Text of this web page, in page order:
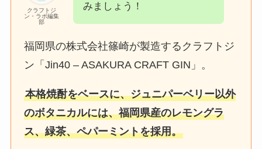
クラフトジ
ン・ラボ編集
部
みましょう！
福岡県の株式会社篠崎が製造するクラフトジ
ン「Jin40 – ASAKURA CRAFT GIN」。
本格焼酎をベースに、ジュニパーベリー以外
のボタニカルには、福岡県産のレモングラ
ス、緑茶、ペパーミントを採用。